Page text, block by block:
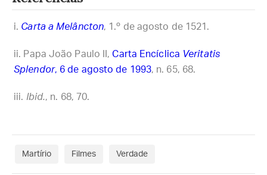
Carta a Melâncton, 1.º de agosto de 1521.
Papa João Paulo II,Carta Encíclica Veritatis
Splendor, 6 de agosto de 1993, n. 65, 68.
Ibid., n. 68, 70.
Martírio Filmes Verdade